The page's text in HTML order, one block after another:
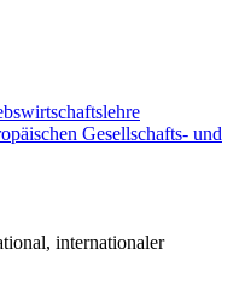
Gesellschafts- und
internationaler